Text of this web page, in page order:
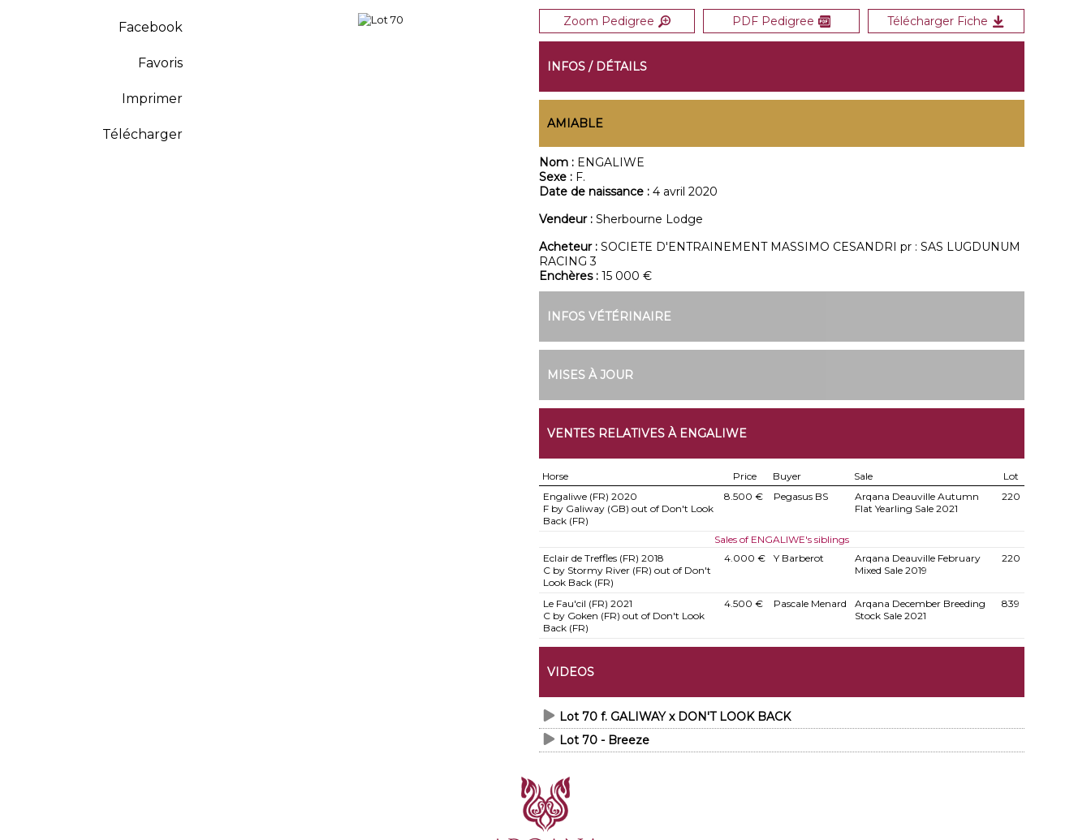
Facebook
Favoris
Imprimer
Télécharger
Zoom Pedigree PDF Pedigree Télécharger Fiche
INFOS / DÉTAILS
AMIABLE
Nom : ENGALIWE
Sexe : F.
Date de naissance : 4 avril 2020
Vendeur : Sherbourne Lodge
Acheteur : SOCIETE D'ENTRAINEMENT MASSIMO CESANDRI pr : SAS LUGDUNUM
RACING 3
Enchères : 15 000 €
INFOS VÉTÉRINAIRE
MISES À JOUR
VENTES RELATIVES À ENGALIWE
Horse Price Buyer Sale
Lot
Engaliwe (FR) 2020
F by Galiway (GB) out of Don't Look
Back (FR)
8.500 € Pegasus BS
Arqana Deauville Autumn
Flat Yearling Sale 2021
220
Sales of ENGALIWE's siblings
Eclair de Treffles (FR) 2018
C by Stormy River (FR) out of Don't
Look Back (FR)
4.000 € Y Barberot
Arqana Deauville February
Mixed Sale 2019
220
Le Fau'cil (FR) 2021
C by Goken (FR) out of Don't Look
Back (FR)
4.500 € Pascale Menard
Arqana December Breeding
Stock Sale 2021
839
VIDEOS
Lot 70 f. GALIWAY x DON'T LOOK BACK
Lot 70 - Breeze